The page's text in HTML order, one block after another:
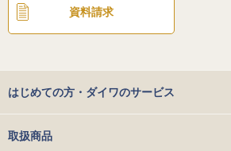
資料請求
はじめての方・ダイワのサービス
取扱商品